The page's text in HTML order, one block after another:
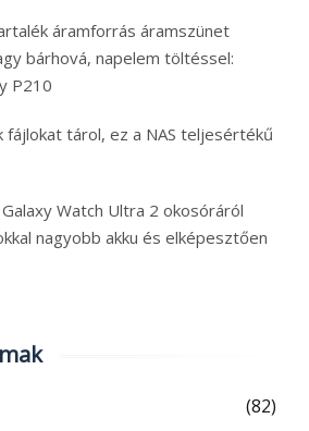
áramforrás áramszünet
bárhová, napelem töltéssel:
P210
fájlokat tárol, ez a NAS teljesértékű
Galaxy Watch Ultra 2 okosóráról
nagyobb akku és elképesztően
(82)